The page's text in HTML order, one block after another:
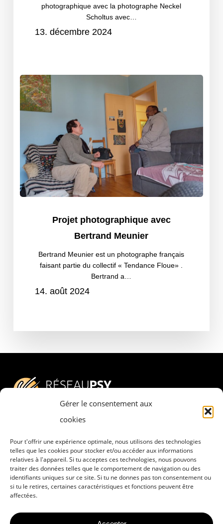
Gérer le consentement aux
cookies
Pour t'offrir une expérience optimale, nous utilisons des technologies
telles que les cookies pour stocker et/ou accéder aux informations
relatives à l'appareil. Si tu acceptes ces technologies, nous pouvons
traiter des données telles que le comportement de navigation ou des
identifiants uniques sur ce site. Si tu ne donnes pas ton consentement ou
si tu le retires, certaines caractéristiques et fonctions peuvent être
affectées.
Neckel
avec
photographique avec la photographe Neckel
Scholtus avec…
13. décembre 2024
photographique
avec
Bertrand
Meunier
photographique
avec
Bertrand
Meunier
Projet photographique avec
Bertrand Meunier
Bertrand Meunier est un photographe français
faisant partie du collectif « Tendance Floue» .
Bertrand a…
14. août 2024
Adresse
RESEAU PSY – PSYCHESCH HËLLEF
DOBAUSSEN a.s.b.l.
8, rue Pierre Claude